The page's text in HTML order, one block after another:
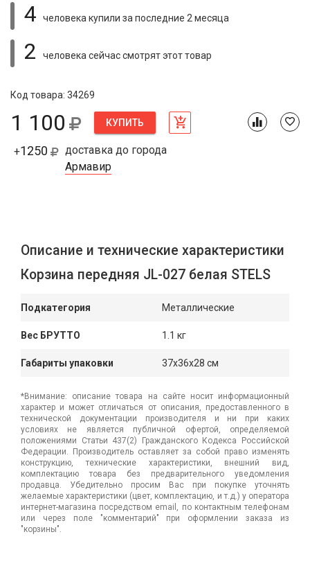
4 человека купили за последние 2 месяца
2 человека сейчас смотрятэтот товар
Код товара: 34269
1 100 КУПИТЬ
+1250
доставка до города
Армавир
Описание и технические характеристики
Корзина передняя JL-027 белая STELS
Подкатегория Металлические
Вес БРУТТО 1.1 кг
Габариты упаковки 37x36x28 см
*Внимание: описание товара на сайте носит информационный
характер и может отличаться от описания, предоставленного в
технической документации производителя и ни при каких
условиях не является публичной офертой, определяемой
положениями Статьи 437(2) Гражданского Кодекса Российской
Федерации. Производитель оставляет за собой право изменять
конструкцию, технические характеристики, внешний вид,
комплектацию товара без предварительного уведомления
продавца. Убедительно просим Вас при покупке уточнять
желаемые характеристики (цвет, комплектацию, и т.д.) у оператора
интернет-магазина посредством email, по контактным телефонам
или через поле "комментарий" при оформлении заказа из
"корзины".